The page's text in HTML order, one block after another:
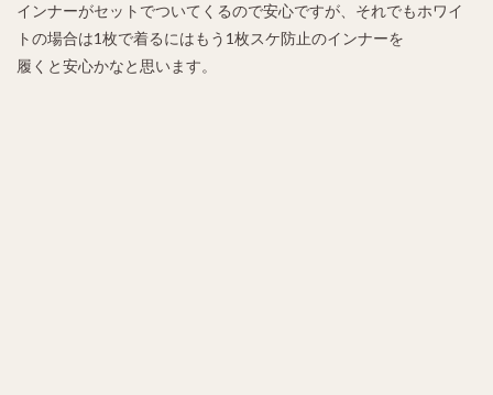
インナーがセットでついてくるので安心ですが、それでもホワイ
トの場合は1枚で着るにはもう1枚スケ防止のインナーを
履くと安心かなと思います。